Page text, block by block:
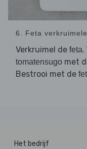
6. Feta
Verkruimel de feta.
tomatensugo met
Bestrooi met de
Het bedrijf